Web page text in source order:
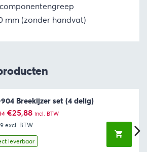
mm (zonder handvat)
Breekijzer set (4 delig)
Oorspronkelijke
prijs
was:
€28,44.
€25,88Huidige
prijs
is:
€25,88.
incl. BTW
excl. BTW
leverbaar